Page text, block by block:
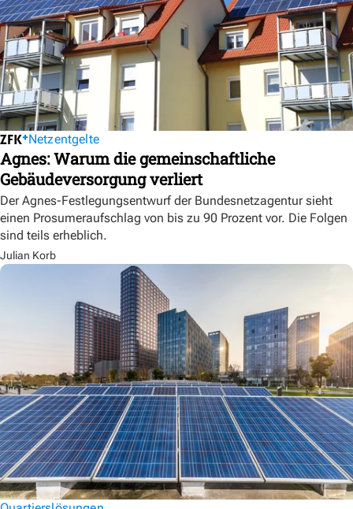
Netzentgelte
Agnes: Warum die gemeinschaftliche
Gebäudeversorgung verliert
Der Agnes-Festlegungsentwurf der Bundesnetzagentur sieht
einen Prosumeraufschlag von bis zu 90 Prozent vor. Die Folgen
sind teils erheblich.
Julian Korb